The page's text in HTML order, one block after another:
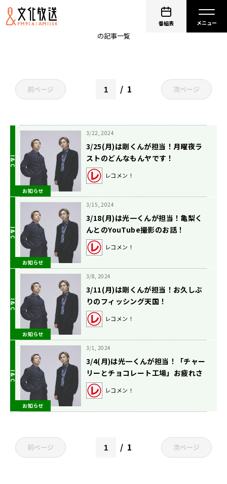
番組表
の記事一覧
前ページ 1 次ページ
お知らせ
3/22, 2024
3/25(月)は剛くんが担当！月曜夜ラ
ストのどんなもんヤです！
レコメン！
お知らせ
3/15, 2024
3/18(月)は光一くんが担当！亀梨く
んとのYouTube撮影のお話！
レコメン！
お知らせ
3/8, 2024
3/11(月)は剛くんが担当！お久しぶ
りのフィッシング天国！
レコメン！
お知らせ
3/1, 2024
3/4(月)は光一くんが担当！「チャー
リーとチョコレート工場」お疲れさ
までした！
レコメン！
前ページ 1 次ページ